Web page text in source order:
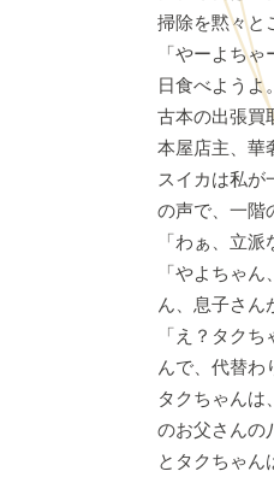
掃除を黙々と
「やーよち
日食べようよ
古本の出張買
本屋店主、華
スイカは私が
の声で、一階
「わぁ、立
「やよちゃ
ん、息子さん
「え？タク
んで、代替わ
タクちゃんは
のお父さんの
とタクちゃん